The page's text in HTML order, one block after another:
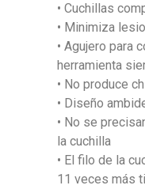
• Cuchillas
• Minimiza
• Agujero para
herramienta
• No produce
• Diseño
• No se
la cuchilla
• El filo de la
11 veces más